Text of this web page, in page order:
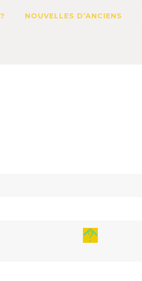
NOUVELLES D’ANCIENS